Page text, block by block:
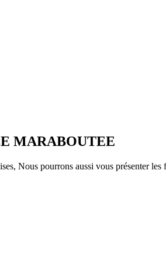
MARABOUTEE
Nous pourrons aussi vous présenter